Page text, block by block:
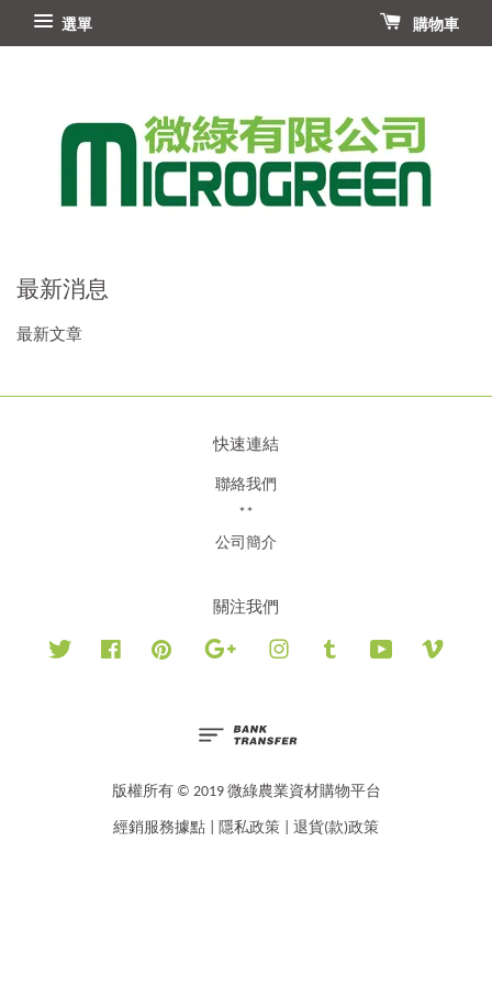
選單 購物車
最新消息
最新文章
快速連結
聯絡我們
**
公司簡介
關注我們
Twitter Facebook Pinterest Google InstagramTumblr YouTube
版權所有 © 2019 微綠農業資材購物平台
經銷服務據點 隱私政策 退貨(款)政策